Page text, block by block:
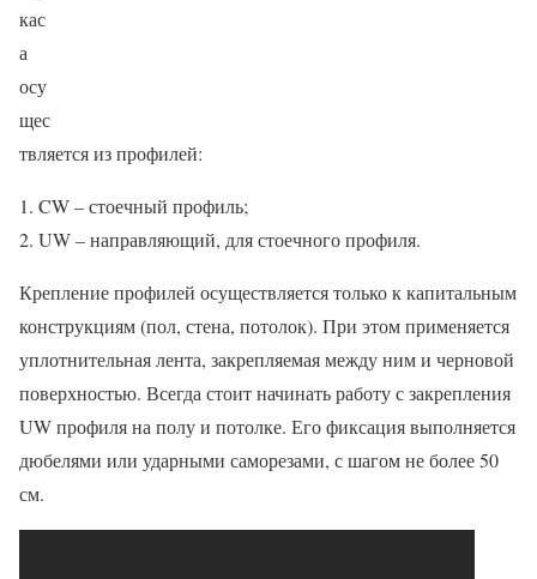
кас
а
осу
щес
твляется из профилей:
CW – стоечный профиль;
UW – направляющий, для стоечного профиля.
Крепление профилей осуществляется только к капитальным
конструкциям (пол, стена, потолок). При этом применяется
уплотнительная лента, закрепляемая между ним и черновой
поверхностью. Всегда стоит начинать работу с закрепления
UW профиля на полу и потолке. Его фиксация выполняется
дюбелями или ударными саморезами, с шагом не более 50
см.